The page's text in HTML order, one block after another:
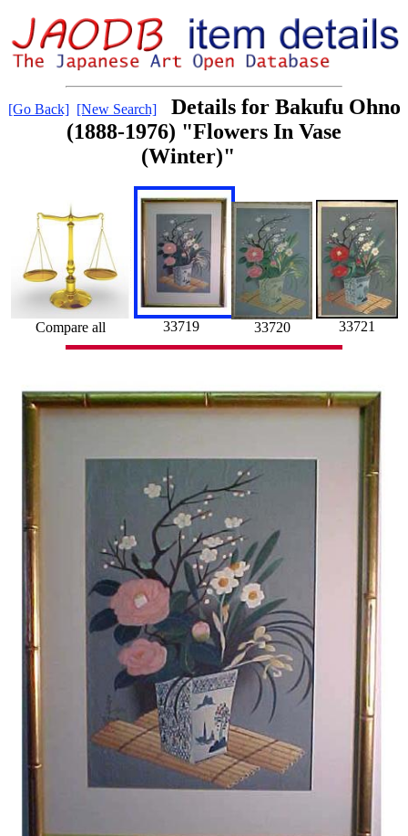
[Go Back] [New Search]
Details for Bakufu Ohno
(1888-1976) "Flowers In Vase
(Winter)"
Compare all 33719 33720 33721